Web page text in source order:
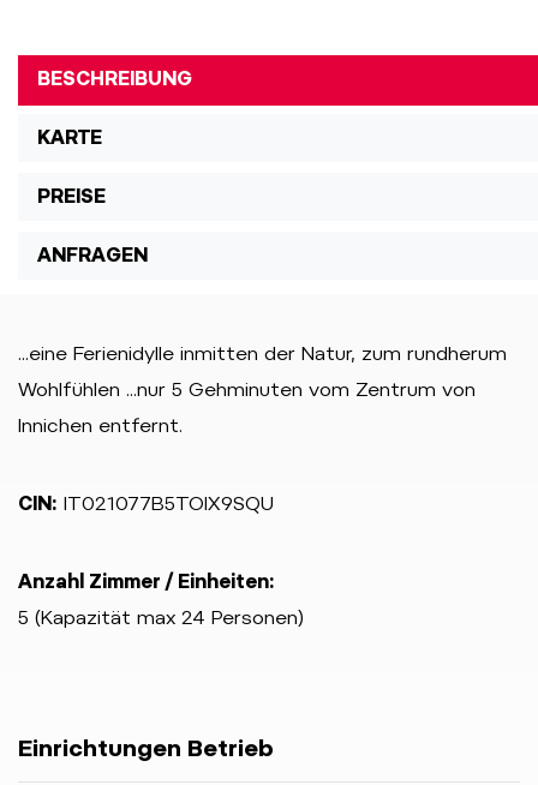
BESCHREIBUNG
KARTE
PREISE
ANFRAGEN
...eine Ferienidylle inmitten der Natur, zum rundherum
Wohlfühlen ...nur 5 Gehminuten vom Zentrum von
Innichen entfernt.
CIN: IT021077B5TOIX9SQU
Anzahl Zimmer / Einheiten:
5 (Kapazität max 24 Personen)
Einrichtungen Betrieb